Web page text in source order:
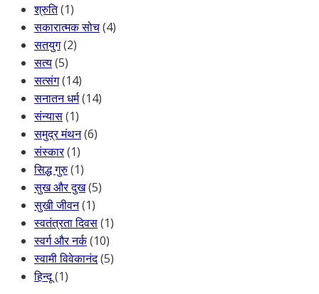
श्रुति(1)
सकारात्मक सोच(4)
सतयुग(2)
सत्य(5)
सत्संग(14)
सनातन धर्म(14)
संन्यास(1)
समुद्र मंथन(6)
संस्कार(1)
सिद्ध गुरु(1)
सुख और दुख(5)
सुखी जीवन(1)
स्वतंत्रता दिवस(1)
स्वर्ग और नर्क(10)
स्वामी विवेकानंद(5)
हिन्दू(1)